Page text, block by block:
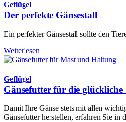
Geflügel
Der perfekte Gänsestall
Ein perfekter Gänsestall sollte den
Weiterlesen
Geflügel
Gänsefutter für die glückliche
Damit Ihre Gänse stets mit allen
Gänsefutter herstellen, erfahren Sie in